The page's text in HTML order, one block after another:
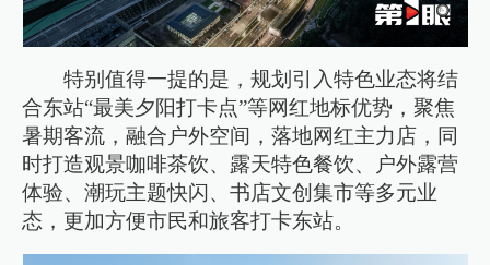
特别值得一提的是，规划引入特色业态将结
合东站“最美夕阳打卡点”等网红地标优势，聚焦
暑期客流，融合户外空间，落地网红主力店，同
时打造观景咖啡茶饮、露天特色餐饮、户外露营
体验、潮玩主题快闪、书店文创集市等多元业
态，更加方便市民和旅客打卡东站。